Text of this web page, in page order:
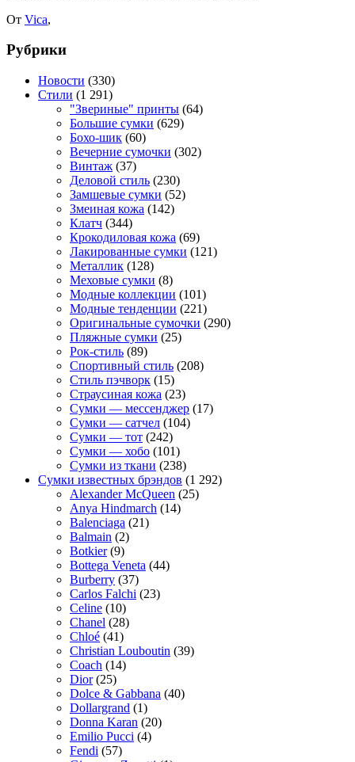
От Vica,
Рубрики
Новости (330)
Стили (1 291)
"Звериные" принты (64)
Большие сумки (629)
Бохо-шик (60)
Вечерние сумочки (302)
Винтаж (37)
Деловой стиль (230)
Замшевые сумки (52)
Змеиная кожа (142)
Клатч (344)
Крокодиловая кожа (69)
Лакированные сумки (121)
Металлик (128)
Меховые сумки (8)
Модные коллекции (101)
Модные тенденции (221)
Оригинальные сумочки (290)
Пляжные сумки (25)
Рок-стиль (89)
Спортивный стиль (208)
Стиль пэчворк (15)
Страусиная кожа (23)
Сумки — мессенджер (17)
Сумки — сатчел (104)
Сумки — тот (242)
Сумки — хобо (101)
Сумки из ткани (238)
Сумки известных брэндов (1 292)
Alexander McQueen (25)
Anya Hindmarch (14)
Balenciaga (21)
Balmain (2)
Botkier(9)
Bottega Veneta (44)
Burberry (37)
Carlos Falchi (23)
Celine (10)
Chanel (28)
Chloé (41)
Christian Louboutin (39)
Coach (14)
Dior(25)
Dolce & Gabbana (40)
Dollargrand (1)
Donna Karan (20)
Emilio Pucci (4)
Fendi (57)